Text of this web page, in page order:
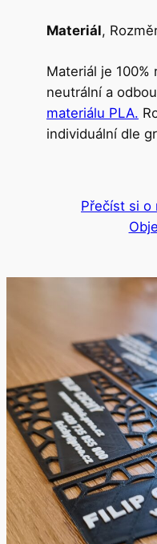
Materiál,
Materiál je 100%
neutrální a
materiálu PLA.
individuální dle
Přečíst si o